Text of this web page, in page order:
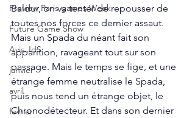
Preview Paris games Week
Future Game Show
Avis JdS
janvier
avril
fevrier
Baldur, on va tenter de repousser de
toutes nos forces ce dernier assaut.
Mais un Spada du néant fait son
apparition, ravageant tout sur son
passage. Mais le temps se fige, et une
étrange femme neutralise le Spada,
puis nous tend un étrange objet, le
Chronodétecteur. Et dans son dernier